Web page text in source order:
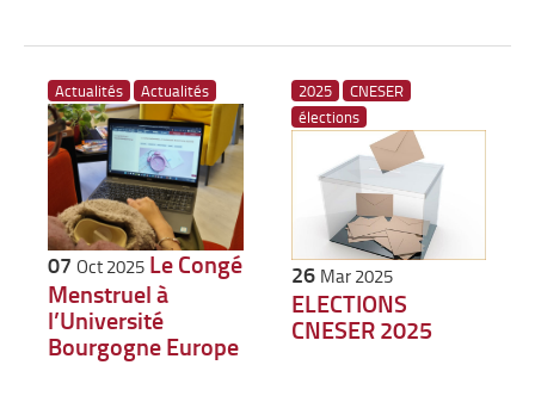
Actualités Actualités
07 Oct 2025 Le Congé
Menstruel à
l’Université
Bourgogne Europe
2025
CNESER
élections
26 Mar 2025
ELECTIONS
CNESER 2025